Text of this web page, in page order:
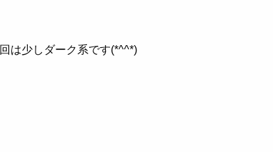
は少しダーク系です(*^^*)